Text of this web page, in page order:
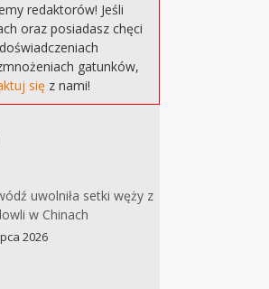
redaktorów! Jeśli
oraz posiadasz chęci
gatunków,
się z nami!
uwolniła setki węży z
w Chinach
2026